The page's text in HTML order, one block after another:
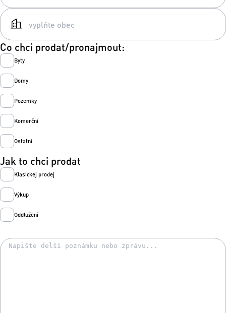
Co chci prodat/pronajmout:
Byty
Domy
Pozemky
Komerční
Ostatní
Jak to chci prodat
Klasickej prodej
Výkup
Oddlužení